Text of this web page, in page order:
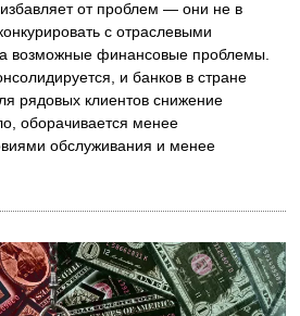
от проблем — они не в
с отраслевыми
возможные финансовые проблемы.
и банков в стране
рядовых клиентов снижение
оборачивается менее
обслуживания и менее